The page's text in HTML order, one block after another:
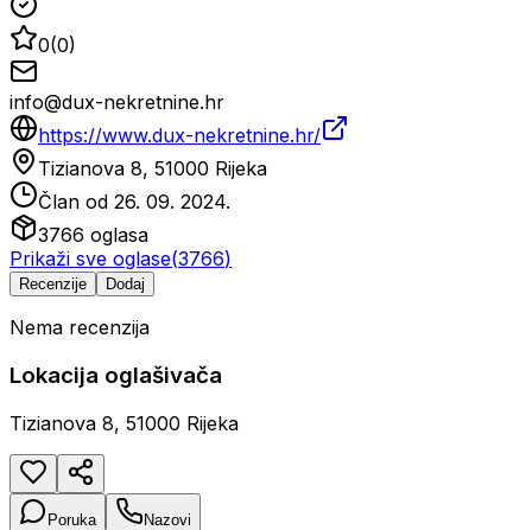
0(0)
info@dux-nekretnine.hr
https://www.dux-nekretnine.hr/
Tizianova 8, 51000 Rijeka
Član od 26. 09. 2024.
3766 oglasa
Prikaži sve oglase(3766)
Recenzije Dodaj
Nema recenzija
Lokacija oglašivača
Tizianova 8, 51000 Rijeka
Poruka Nazovi